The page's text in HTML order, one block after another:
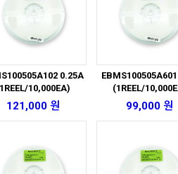
0.25A
10,000EA)
121,000 원
(1REEL/
99,000 원